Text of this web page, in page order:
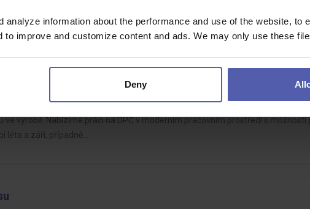
analyze information about the performance and use of the website, to
to improve and customize content and ads. We may only use these
Deny
prostředí,…
Slatině!
ve výrobě. Nabízíme práci na DPČ v moderním pracovním prostředí s možností
léta a září, případně…